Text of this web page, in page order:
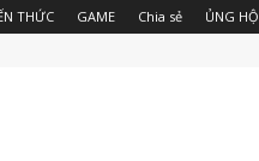
THỨC GAME Chia sẻ ỦNG HỘ